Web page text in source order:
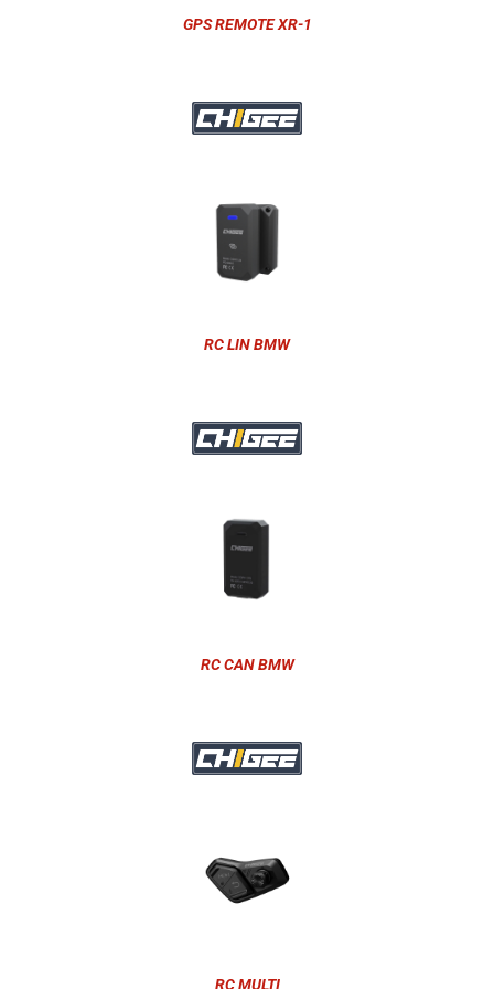
GPS REMOTE XR-1
RC LIN BMW
RC CAN BMW
RC MULTI